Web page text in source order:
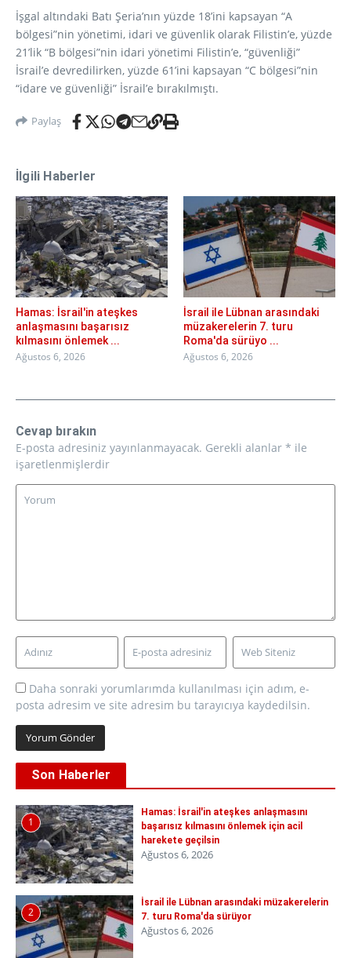
İşgal altındaki Batı Şeria’nın yüzde 18’ini kapsayan “A
bölgesi”nin yönetimi, idari ve güvenlik olarak Filistin’e, yüzde
21’lik “B bölgesi”nin idari yönetimi Filistin’e, “güvenliği”
İsrail’e devredilirken, yüzde 61’ini kapsayan “C bölgesi”nin
“idare ve güvenliği” İsrail’e bırakılmıştı.
Paylaş
İlgili Haberler
Hamas: İsrail'in ateşkes
anlaşmasını başarısız
kılmasını önlemek ...
Ağustos 6, 2026
İsrail ile Lübnan arasındaki
müzakerelerin 7. turu
Roma'da sürüyo ...
Ağustos 6, 2026
Cevap bırakın
E-posta adresiniz yayınlanmayacak. Gerekli alanlar * ile
işaretlenmişlerdir
Daha sonraki yorumlarımda kullanılması için adım, e-
posta adresim ve site adresim bu tarayıcıya kaydedilsin.
Son Haberler
1
Hamas: İsrail'in ateşkes anlaşmasını
başarısız kılmasını önlemek için acil
harekete geçilsin
Ağustos 6, 2026
2
İsrail ile Lübnan arasındaki müzakerelerin
7. turu Roma'da sürüyor
Ağustos 6, 2026